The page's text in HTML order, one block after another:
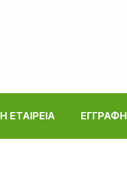
Η ΕΤΑΙΡΕΙΑ ΕΓΓΡΑΦΗ